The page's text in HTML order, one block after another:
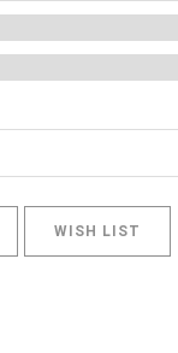
WISH LIST